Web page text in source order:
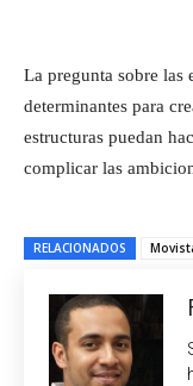
La pregunta sobre las
determinantes para
estructuras puedan
complicar las
RELACIONADOS